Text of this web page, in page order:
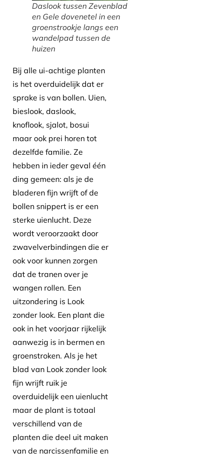
Daslook tussen Zevenblad
en Gele dovenetel in een
groenstrookje langs een
wandelpad tussen de
huizen
Bij alle ui-achtige planten
is het overduidelijk dat er
sprake is van bollen. Uien,
bieslook, daslook,
knoflook, sjalot, bosui
maar ook prei horen tot
dezelfde familie. Ze
hebben in ieder geval één
ding gemeen: als je de
bladeren fijn wrijft of de
bollen snippert is er een
sterke uienlucht. Deze
wordt veroorzaakt door
zwavelverbindingen die er
ook voor kunnen zorgen
dat de tranen over je
wangen rollen. Een
uitzondering is Look
zonder look. Een plant die
ook in het voorjaar rijkelijk
aanwezig is in bermen en
groenstroken. Als je het
blad van Look zonder look
fijn wrijft ruik je
overduidelijk een uienlucht
maar de plant is totaal
verschillend van de
planten die deel uit maken
van de narcissenfamilie en